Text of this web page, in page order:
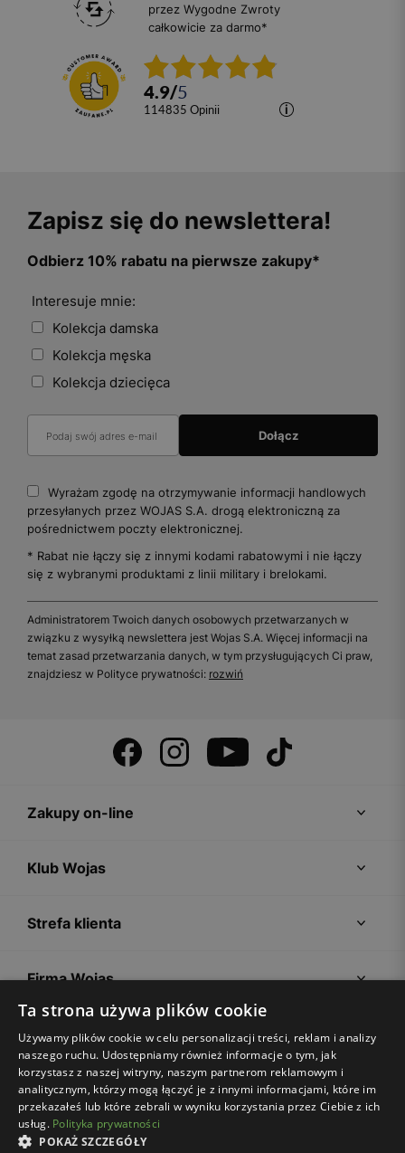
przez Wygodne Zwroty
całkowicie za darmo*
4.9/5
114835 opinii
Zapisz się do newslettera!
Odbierz 10% rabatu na pierwsze zakupy*
Interesuje mnie:
Kolekcja damska
Kolekcja męska
Kolekcja dziecięca
Wyrażam zgodę na otrzymywanie informacji handlowych
przesyłanych przez WOJAS S.A. drogą elektroniczną za
pośrednictwem poczty elektronicznej.
* Rabat nie łączy się z innymi kodami rabatowymi i nie łączy
się z wybranymi produktami z linii military i brelokami.
Administratorem Twoich danych osobowych przetwarzanych w
związku z wysyłką newslettera jest Wojas S.A. Więcej informacji na
temat zasad przetwarzania danych, w tym przysługujących Ci praw,
znajdziesz w Polityce prywatności: rozwiń
Zakupy on-line
Klub Wojas
Strefa klienta
Firma Wojas
Porady
Ta strona używa plików cookie
Używamy plików cookie w celu personalizacji treści, reklam i analizy
naszego ruchu. Udostępniamy również informacje o tym, jak
korzystasz z naszej witryny, naszym partnerom reklamowym i
analitycznym, którzy mogą łączyć je z innymi informacjami, które im
przekazałeś lub które zebrali w wyniku korzystania przez Ciebie z ich
usług. Polityka prywatności
POKAŻ SZCZEGÓŁY